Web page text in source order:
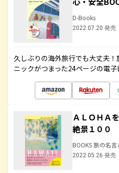
D-Books
2022.07.20 発売
久しぶりの海外旅行でも大丈夫
ニックがつまった24ページの電子
ＡＬＯＨＡ
絶景１００
BOOKS 旅の名言
2022.05.26 発売